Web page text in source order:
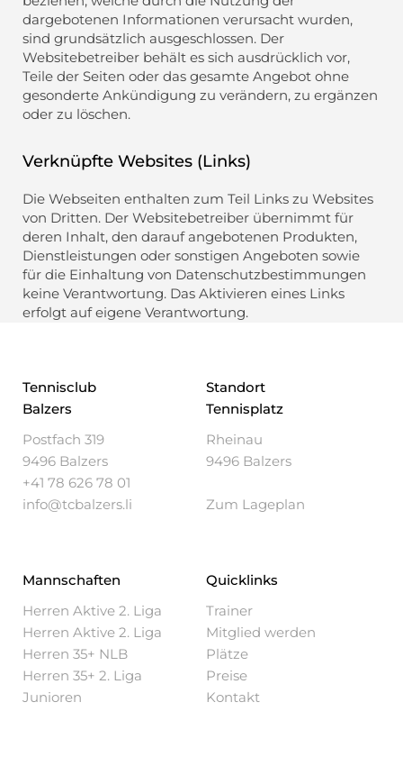
dargebotenen Informationen verursacht wurden,
sind grundsätzlich ausgeschlossen. Der
Websitebetreiber behält es sich ausdrücklich vor,
Teile der Seiten oder das gesamte Angebot ohne
gesonderte Ankündigung zu verändern, zu ergänzen
oder zu löschen.
Verknüpfte Websites (Links)
Die Webseiten enthalten zum Teil Links zu Websites
von Dritten. Der Websitebetreiber übernimmt für
deren Inhalt, den darauf angebotenen Produkten,
Dienstleistungen oder sonstigen Angeboten sowie
für die Einhaltung von Datenschutzbestimmungen
keine Verantwortung. Das Aktivieren eines Links
erfolgt auf eigene Verantwortung.
Tennisclub
Balzers
Postfach 319
9496 Balzers
+41 78 626 78 01
info@tcbalzers.li
Standort
Tennisplatz
Rheinau
9496 Balzers
Zum Lageplan
Mannschaften
Herren Aktive 2. Liga
Herren Aktive 2. Liga
Herren 35+ NLB
Herren 35+ 2. Liga
Junioren
Quicklinks
Trainer
Mitglied werden
Plätze
Preise
Kontakt